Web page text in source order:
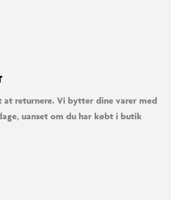
at returnere. Vi bytter dine varer med
uanset om du har købt i butik